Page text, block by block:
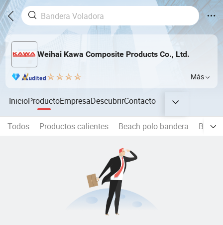
Weihai Kawa Composite Products Co., Ltd.
Más
InicioProductoEmpresaDescubrirContacto
Todos Productos calientes Beach polo bandera